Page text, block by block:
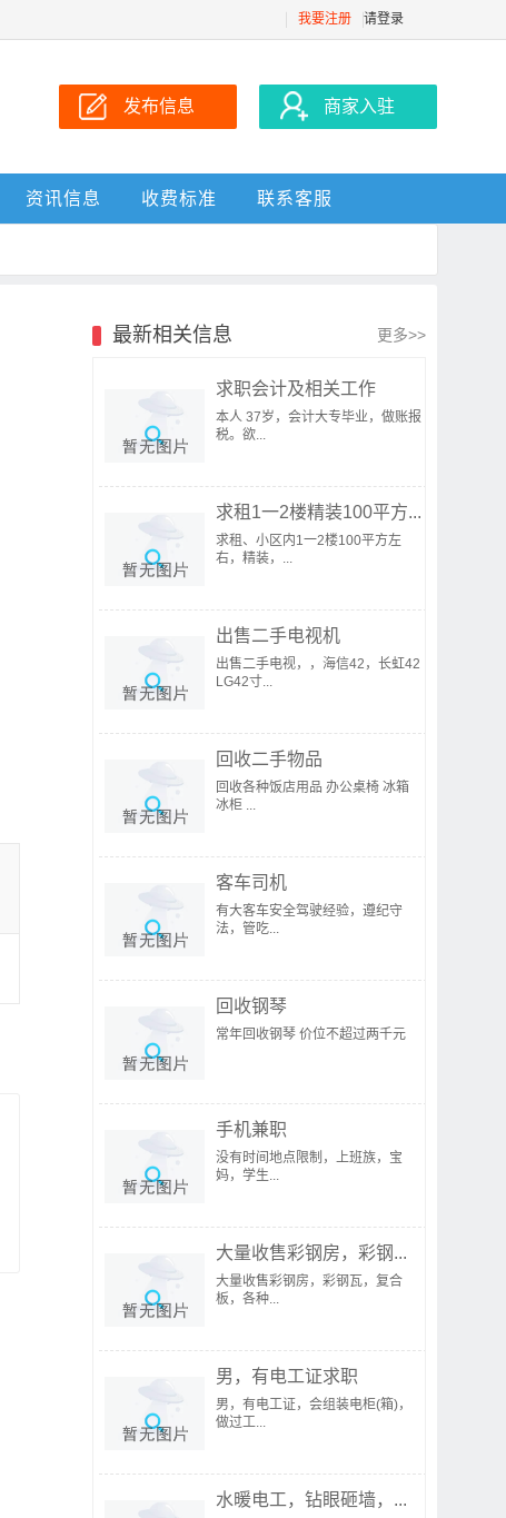
我要注册 请登录
发布信息 商家入驻
资讯信息 收费标准 联系客服
最新相关信息 更多>>
求职会计及相关工作
本人 37岁，会计大专毕业，做账报
税。欲...
求租1一2楼精装100平方...
求租、小区内1一2楼100平方左
右，精装，...
出售二手电视机
出售二手电视，，海信42，长虹42
LG42寸...
回收二手物品
回收各种饭店用品 办公桌椅 冰箱
冰柜 ...
客车司机
有大客车安全驾驶经验，遵纪守
法，管吃...
回收钢琴
常年回收钢琴 价位不超过两千元
手机兼职
没有时间地点限制，上班族，宝
妈，学生...
大量收售彩钢房，彩钢...
大量收售彩钢房，彩钢瓦，复合
板，各种...
男，有电工证求职
男，有电工证，会组装电柜(箱)，
做过工...
水暖电工，钻眼砸墙，...